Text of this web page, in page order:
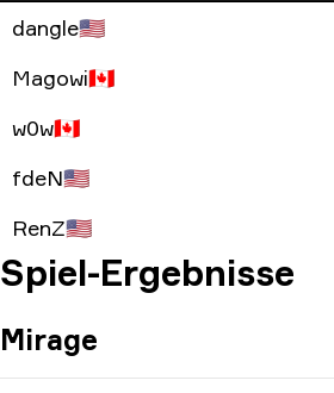
dangle🇺🇸
Magowi🇨🇦
w0w🇨🇦
fdeN🇺🇸
RenZ🇺🇸
Spiel-Ergebnisse
Mirage